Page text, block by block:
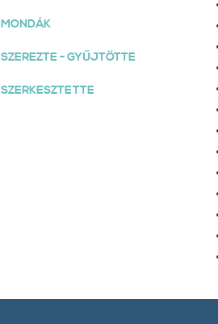
MONDÁK
SZEREZTE - GYŰJTÖTTE
SZERKESZTETTE